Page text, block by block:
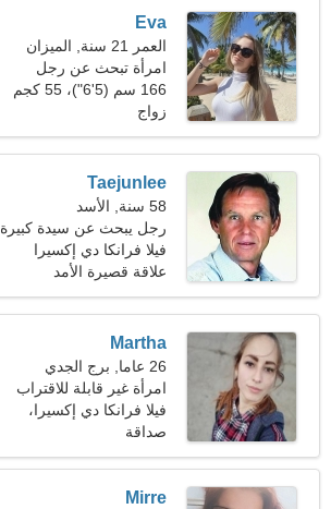
Eva
العمر 21 سنة, الميزان
امرأة تبحث عن رجل
166 سم (5'6")، 55 كجم
(121 رطلا)زواج
Taejunlee
58 سنة, الأسد
رجل يبحث عن سيدة كبيرة
51-53
فيلا فرانكا دي إكسيرا
علاقة قصيرة الأمد
Martha
26 عاما, برج الجدي
امرأة غير قابلة للاقتراب
تبحث عن موعد
فيلا فرانكا دي إكسيرا،
البرتغال
صداقة
Mirre